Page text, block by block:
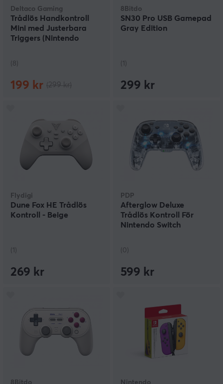
Deltaco Gaming
Trådlös Handkontroll
Mini med Justerbara
Triggers (Nintendo
(8)
199 kr
8Bitdo
SN30 Pro USB Gamepad
Gray Edition
(1)
299 kr
Flydigi
Dune Fox HE Trådlös
Kontroll - Beige
(1)
269 kr
PDP
Afterglow Deluxe
Trådlös Kontroll För
Nintendo Switch
(0)
599 kr
8Bitdo Nintendo